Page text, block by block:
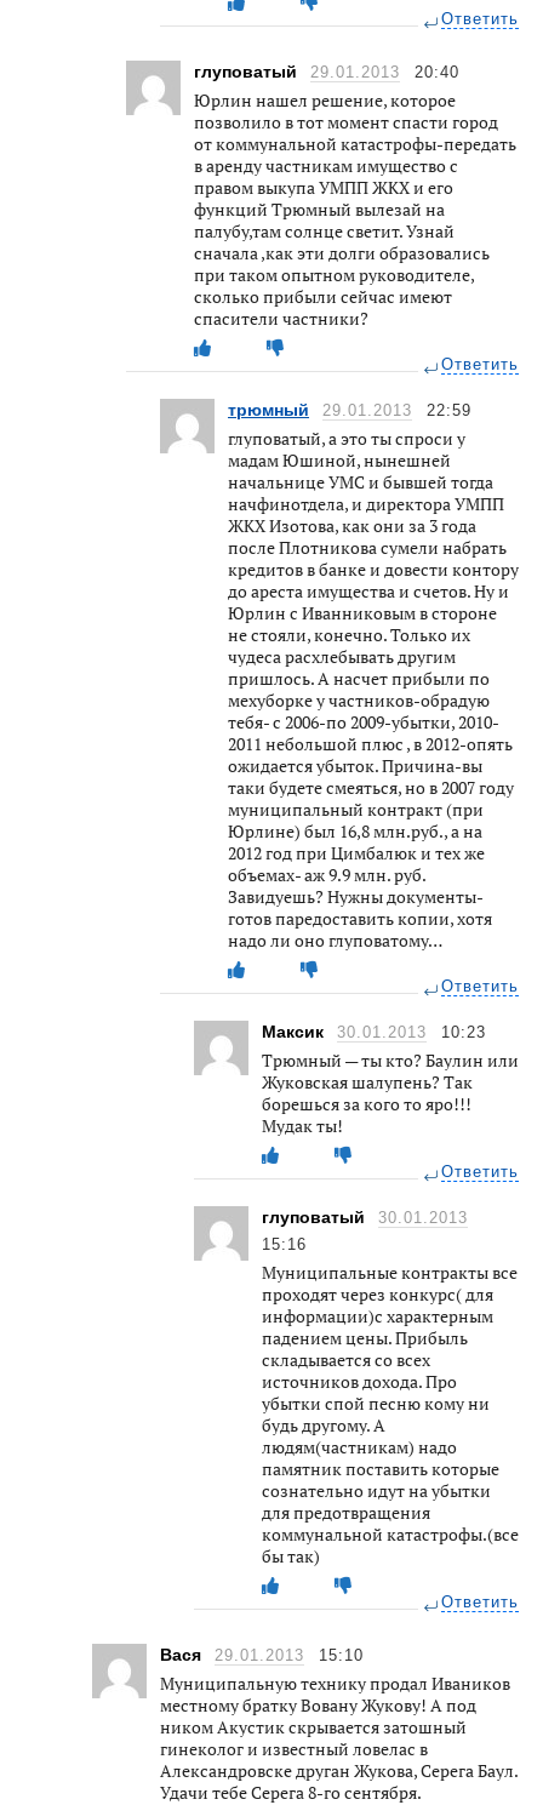
Ответить
глуповатый 29.01.2013 20:40
Юрлин нашел решение, которое
позволило в тот момент спасти город
от коммунальной катастрофы-передать
в аренду частникам имущество с
правом выкупа УМПП ЖКХ и его
функций Трюмный вылезай на
палубу,там солнце светит. Узнай
сначала ,как эти долги образовались
при таком опытном руководителе,
сколько прибыли сейчас имеют
спасители частники?
Ответить
трюмный 29.01.2013 22:59
глуповатый, а это ты спроси у
мадам Юшиной, нынешней
начальнице УМС и бывшей тогда
начфинотдела, и директора УМПП
ЖКХ Изотова, как они за 3 года
после Плотникова сумели набрать
кредитов в банке и довести контору
до ареста имущества и счетов. Ну и
Юрлин с Иванниковым в стороне
не стояли, конечно. Только их
чудеса расхлебывать другим
пришлось. А насчет прибыли по
мехуборке у частников-обрадую
тебя- с 2006-по 2009-убытки, 2010-
2011 небольшой плюс , в 2012-опять
ожидается убыток. Причина-вы
таки будете смеяться, но в 2007 году
муниципальный контракт (при
Юрлине) был 16,8 млн.руб., а на
2012 год при Цимбалюк и тех же
объемах- аж 9.9 млн. руб.
Завидуешь? Нужны документы-
готов паредоставить копии, хотя
надо ли оно глуповатому…
Ответить
Максик 30.01.2013 10:23
Трюмный — ты кто? Баулин или
Жуковская шалупень? Так
борешься за кого то яро!!!
Мудак ты!
Ответить
глуповатый
30.01.2013
15:16
Муниципальные контракты все
проходят через конкурс( для
информации)с характерным
падением цены. Прибыль
складывается со всех
источников дохода. Про
убытки спой песню кому ни
будь другому. А
людям(частникам) надо
памятник поставить которые
сознательно идут на убытки
для предотвращения
коммунальной катастрофы.(все
бы так)
Ответить
Вася 29.01.2013 15:10
Муниципальную технику продал Иваников
местному братку Вовану Жукову! А под
ником Акустик скрывается затошный
гинеколог и известный ловелас в
Александровске друган Жукова, Серега Баул.
Удачи тебе Серега 8-го сентября.